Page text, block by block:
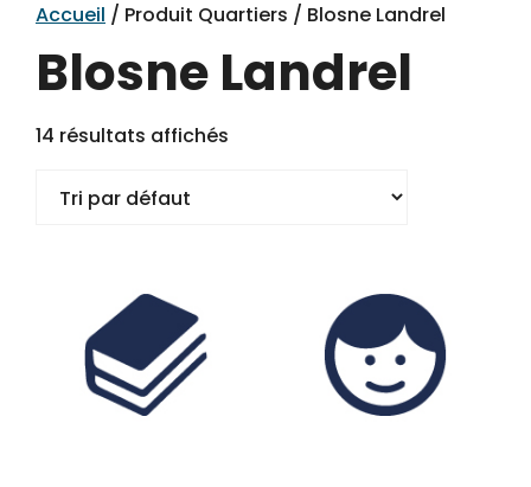
Accueil / Produit Quartiers / Blosne Landrel
Blosne Landrel
14 résultats affichés